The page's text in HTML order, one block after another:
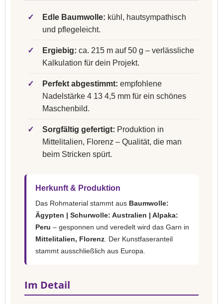
✓ Edle Baumwolle: kühl, hautsympathisch
und pflegeleicht.
✓ Ergiebig: ca. 215 m auf 50 g – verlässliche
Kalkulation für dein Projekt.
✓ Perfekt abgestimmt: empfohlene
Nadelstärke 4 13 4,5 mm für ein schönes
Maschenbild.
✓ Sorgfältig gefertigt: Produktion in
Mittelitalien, Florenz – Qualität, die man
beim Stricken spürt.
Herkunft & Produktion
Das Rohmaterial stammt aus Baumwolle:
Ägypten | Schurwolle: Australien | Alpaka:
Peru – gesponnen und veredelt wird das Garn in
Mittelitalien, Florenz . Der Kunstfaseranteil
stammt ausschließlich aus Europa.
Im Detail